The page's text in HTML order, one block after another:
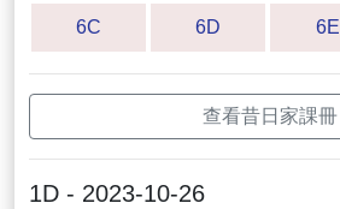
6C 6D 6E
查看昔日家課冊
1D - 2023-10-26